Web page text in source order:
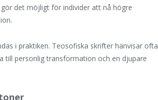
det möjligt för individer att nå högre
i praktiken. Teosofiska skrifter hänvisar ofta
till personlig transformation och en djupare